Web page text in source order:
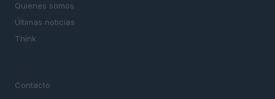
Quienes somos
Últimas noticias
Think
Contacto